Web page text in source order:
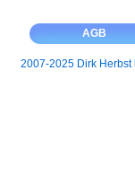
AGB
2007-2025 Dirk Herbst